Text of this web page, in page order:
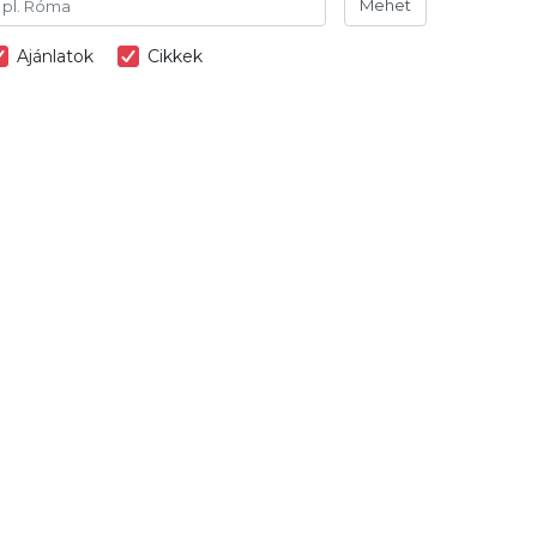
Mehet
Ajánlatok Cikkek